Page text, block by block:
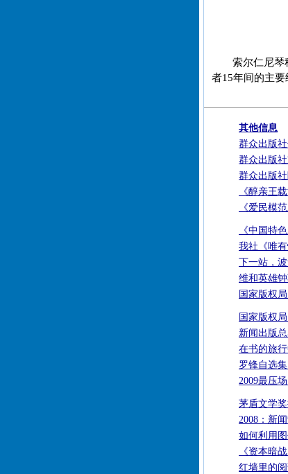
索尔仁尼琴
者15年间的主要
其他信息
群众出版
群众出版
群众出版
《醇亲王
《爱民模
《中国特
我社《唯
下一站，波
维和英雄
国家版权
国家版权
新闻出版
在书的旅
罗锋自选
2009最压
茅盾文学
2008：新
如何利用
《资本暗
红墙里的